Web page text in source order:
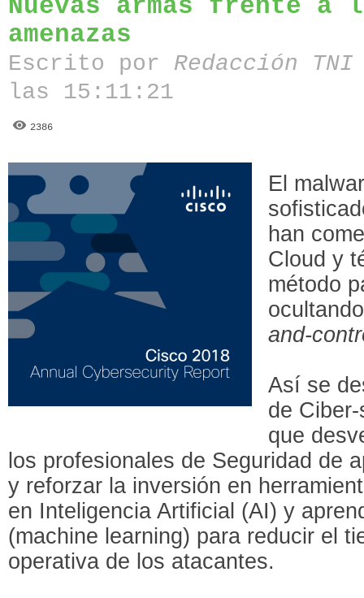
Nuevas armas frente a
amenazas
Escrito por Redacción
las 15:11:21
2386
El
han
Cloud y
método
and-
Así se
de
que
los profesionales de Seguridad de
y reforzar la inversión en
en Inteligencia Artificial (AI) y
(machine learning) para reducir el
operativa de los atacantes.